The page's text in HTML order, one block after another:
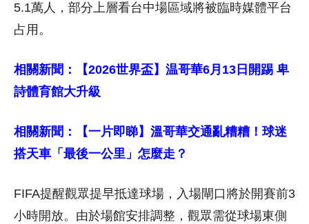
5.1萬人，部分上層看台中場區域將被臨時媒體平台
占用。
相關新聞：【2026世界盃】温哥華6月13日開踢 卑
詩體育館大升級
相關新聞：【一片即睇】溫哥華交通亂糟糟！球迷
搭天車「最後一公里」怎麼走？
FIFA提醒觀眾提早抵達球場，入場閘口將於開賽前3
小時開放。由於場館安排調整，觀眾需從球場東側